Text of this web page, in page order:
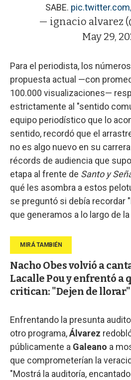
SABE.
— ignacio alvarez
May 29,
Para el periodista, los
propuesta actual —con
100.000 visualizaciones—
estrictamente al "sentido
equipo periodístico que lo
sentido, recordó que el
no es algo nuevo en su
récords de audiencia que
etapa al frente de Santo y
qué les asombra a estos
se preguntó si debía recordar
que generamos a lo largo de
Nacho Obes volvió a
Lacalle Pou y enfrentó a
critican: "Dejen de llorar"
Enfrentando la presunta
otro programa,Álvarez
públicamente a Galeano a
que comprometerían la
"Mostrá la auditoría,